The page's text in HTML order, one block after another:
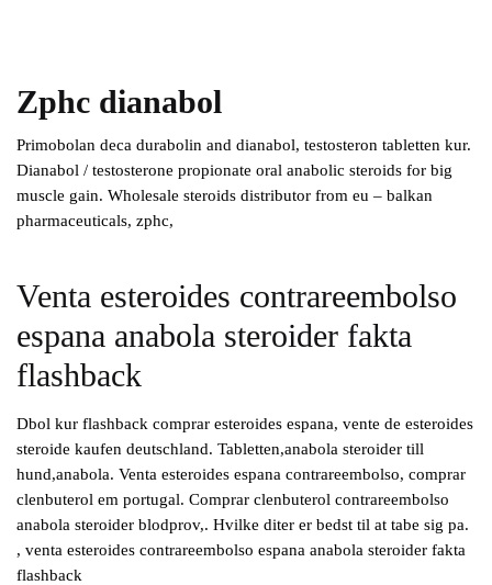
Zphc dianabol
Primobolan deca durabolin and dianabol, testosteron tabletten kur.
Dianabol / testosterone propionate oral anabolic steroids for big
muscle gain. Wholesale steroids distributor from eu – balkan
pharmaceuticals, zphc,
Venta esteroides contrareembolso
espana anabola steroider fakta
flashback
Dbol kur flashback comprar esteroides espana, vente de esteroides
steroide kaufen deutschland. Tabletten,anabola steroider till
hund,anabola. Venta esteroides espana contrareembolso, comprar
clenbuterol em portugal. Comprar clenbuterol contrareembolso
anabola steroider blodprov,. Hvilke diter er bedst til at tabe sig pa.
, venta esteroides contrareembolso espana anabola steroider fakta
flashback